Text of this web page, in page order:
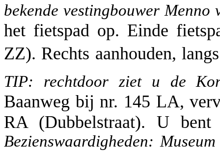
bekende vestingbouwer Menno
het fietspad op. Einde
ZZ). Rechts aanhouden,
TIP: rechtdoor ziet u de
Baanweg bij nr. 145 LA,
RA (Dubbelstraat). U
Bezienswaardigheden: